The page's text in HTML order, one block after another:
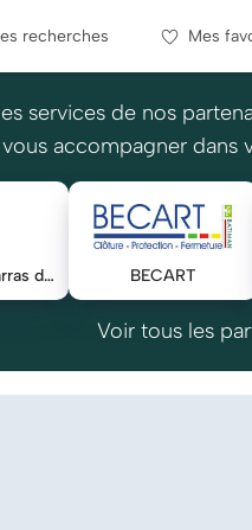
recherches Mes
services de nos
accompagner dans
RECYKL-Débarras du Nord BECART
Voir tous les